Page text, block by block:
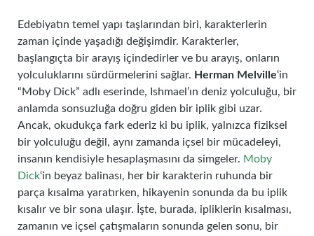
Edebiyatın temel yapı taşlarından biri, karakterlerin
zaman içinde yaşadığı değişimdir. Karakterler,
başlangıçta bir arayış içindedirler ve bu arayış, onların
yolculuklarını sürdürmelerini sağlar. Herman Melville‘in
“Moby Dick” adlı eserinde, Ishmael’ın deniz yolculuğu, bir
anlamda sonsuzluğa doğru giden bir iplik gibi uzar.
Ancak, okudukça fark ederiz ki bu iplik, yalnızca fiziksel
bir yolculuğu değil, aynı zamanda içsel bir mücadeleyi,
insanın kendisiyle hesaplaşmasını da simgeler. Moby
Dick‘in beyaz balinası, her bir karakterin ruhunda bir
parça kısalma yaratırken, hikayenin sonunda da bu iplik
kısalır ve bir sona ulaşır. İşte, burada, ipliklerin kısalması,
zamanın ve içsel çatışmaların sonunda gelen sonu, bir